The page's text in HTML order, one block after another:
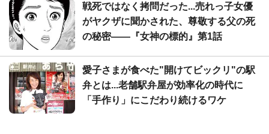
戦死ではなく拷問だった...売れっ子女優
がヤクザに聞かされた、尊敬する父の死
の秘密――『女神の標的』第1話
愛子さまが食べた"開けてビックリ"の駅
弁とは...老舗駅弁屋が効率化の時代に
「手作り」にこだわり続けるワケ